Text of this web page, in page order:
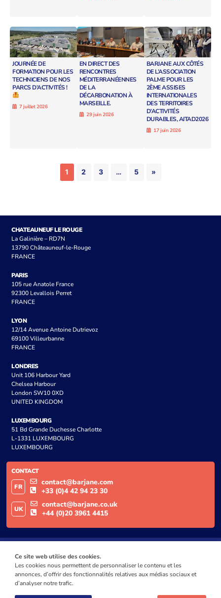
JOURNÉE DE
FORMATION POUR LES
TECHNICIENS DE NOS
PARCS D’ACTIVITÉS !
7 juillet 2026
EN DIRECT DES
RENCONTRES
MÉDITERRANÉENNES
DE LA
DÉCARBONATION À
MARSEILLE.
29 juin 2026
BARJANE AUX CÔTÉS
DE L’ASSOCIATION
PALME POUR LES
2ÈME ASSISES
INTERNATIONALES
DES TERRITOIRES
D’ACTIVITÉS
DURABLES, AITAD2026
17 juin 2026
1 2 3 … 5 »
CHATEAUNEUF LE ROUGE
La Galinière – RD7N
13790 Châteauneuf-le-Rouge
FRANCE
PARIS
105 rue Anatole France
92300 Levallois Perret
FRANCE
LYON
12/14 Avenue Antoine Dutrievoz
69100 Villeurbanne
FRANCE
LONDRES
Unit 106 Harbour Yard
Chelsea Harbour
London SW10 0XD
UNITED KINGDOM
LUXEMBOURG
51 Bd Grande Duchesse Charlotte
L-1331 LUXEMBOURG
LUXEMBOURG
CONTACT
FR
contact@barjane.com
+33 (0)4 42 94 23 30
UK
contact@barjane.co.uk
+44 (0)20 3961 4415
Ce site web utilise des cookies.
Les cookies nous permettent de personnaliser le contenu et les
annonces, d’offrir des fonctionnalités relatives aux médias sociaux et
d’analyser notre trafic.